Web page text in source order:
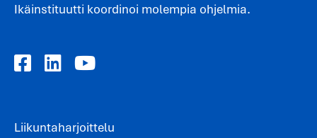
Ikäinstituutti koordinoi molempia ohjelmia.
Liikuntaharjoittelu